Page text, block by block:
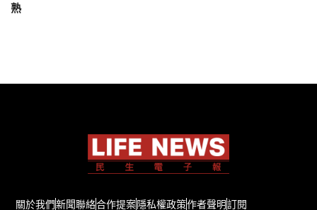
熟
關於我們新聞聯絡合作提案隱私權政策作者聲明訂閱